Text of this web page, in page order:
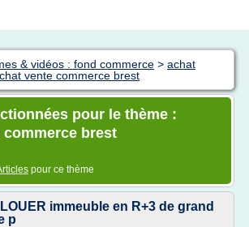
& vidéos : fond commerce > achat
vente commerce brest
pour le thème :
commerce brest
pour ce thème
immeuble en R+3 de grand
p